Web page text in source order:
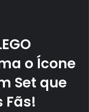
o Ícone
Set que
Fãs!